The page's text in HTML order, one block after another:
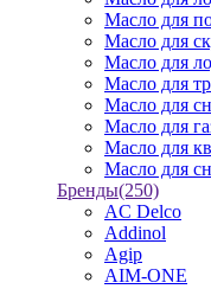
Масло для
Масло для
Масло для
Масло для
Масло для
Масло для
Масло для
Масло для
Бренды(250)
AC Delco
Addinol
Agip
AIM-ONE